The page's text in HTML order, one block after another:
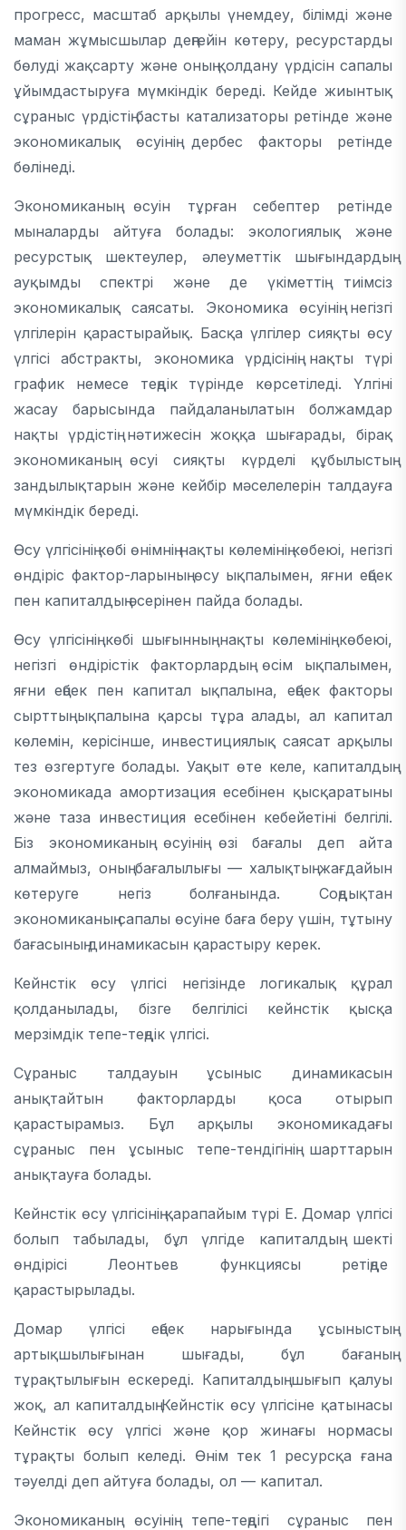
прогресс, масштаб арқылы үнемдеу, білімді және
маман жұмысшылар деңгейін көтеру, ресурстарды
бөлуді жақсарту және оның қолдану үрдісін сапалы
ұйымдастыруға мүмкіндік береді. Кейде жиынтық
сұраныс үрдістің басты катализаторы ретінде және
экономикалық өсуінің дербес факторы ретінде
бөлінеді.
Экономиканың өсуін тұрған себептер ретінде
мыналарды айтуға болады: экологиялық және
ресурстық шектеулер, әлеуметтік шығындардың
ауқымды спектрі және де үкіметтің тиімсіз
экономикалық саясаты. Экономика өсуінің негізгі
үлгілерін қарастырайық. Басқа үлгілер сияқты өсу
үлгісі абстракты, экономика үрдісінің нақты түрі
график немесе теңдік түрінде көрсетіледі. Үлгіні
жасау барысында пайдаланылатын болжамдар
нақты үрдістің нәтижесін жоққа шығарады, бірақ
экономиканың өсуі сияқты күрделі құбылыстың
зандылықтарын және кейбір мәселелерін талдауға
мүмкіндік береді.
Өсу үлгісінің көбі өнімнің нақты көлемінің көбеюі, негізгі
өндіріс фактор-ларының өсу ықпалымен, яғни еңбек
пен капиталдың әсерінен пайда болады.
Өсу үлгісінің көбі шығынның нақты көлемінің көбеюі,
негізгі өндірістік факторлардың өсім ықпалымен,
яғни еңбек пен капитал ықпалына, еңбек факторы
сырттың ықпалына қарсы тұра алады, ал капитал
көлемін, керісінше, инвестициялық саясат арқылы
тез өзгертуге болады. Уақыт өте келе, капиталдың
экономикада амортизация есебінен қысқаратыны
және таза инвестиция есебінен кебейетіні белгілі.
Біз экономиканың өсуінің өзі бағалы деп айта
алмаймыз, оның бағалылығы — халықтың жағдайын
көтеруге негіз болғанында. Соңдықтан
экономиканың сапалы өсуіне баға беру үшін, тұтыну
бағасының динамикасын қарастыру керек.
Кейнстік өсу үлгісі негізінде логикалық құрал
қолданылады, бізге белгілісі кейнстік қысқа
мерзімдік тепе-теңдік үлгісі.
Сұраныс талдауын ұсыныс динамикасын
анықтайтын факторларды қоса отырып
қарастырамыз. Бұл арқылы экономикадағы
сұраныс пен ұсыныс тепе-тендігінің шарттарын
анықтауға болады.
Кейнстік өсу үлгісінің қарапайым түрі Е. Домар үлгісі
болып табылады, бұл үлгіде капиталдың шекті
өндірісі Леонтьев функциясы ретіңде
қарастырылады.
Домар үлгісі еңбек нарығында ұсыныстың
артықшылығынан шығады, бұл бағаның
тұрақтылығын ескереді. Капиталдың шығып қалуы
жоқ, ал капиталдың Кейнстік өсу үлгісіне қатынасы
Кейнстік өсу үлгісі және қор жинағы нормасы
тұрақты болып келеді. Өнім тек 1 ресурсқа ғана
тәуелді деп айтуға болады, ол — капитал.
Экономиканың өсуінің тепе-теңдігі сұраныс пен